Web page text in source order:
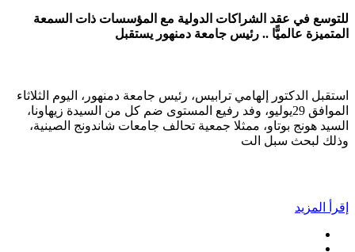
للتوسع في عقد الشراكات الدولية مع المؤسسات ذات السمعة
المتميزة عالميًّا .. رئيس جامعة دمنهور يستقبل
استقبل الدكتور إلهامي ترابيس، رئيس جامعة دمنهور، اليوم الثلاثاء
الموافق 29يوليو، وفد رفيع المستوى ضم كل من السيدة زيهاونا،
السيد هونج بوتاو، ممثلا جمعية تحالف جامعات شاندونج الصينية،
وذلك لبحث سبل الت
إقرأ المزيد